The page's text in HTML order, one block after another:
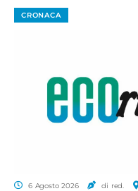
CRONACA
6 Agosto 2026 di red.